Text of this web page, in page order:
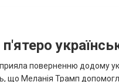
поверненню додому
Меланія Трамп